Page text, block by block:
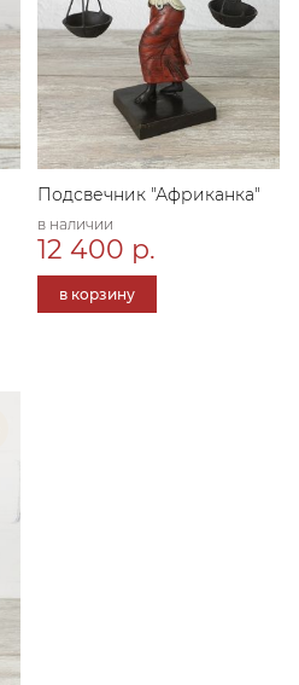
Подсвечник "Африканка"
в наличии
12 400 р.
в корзину